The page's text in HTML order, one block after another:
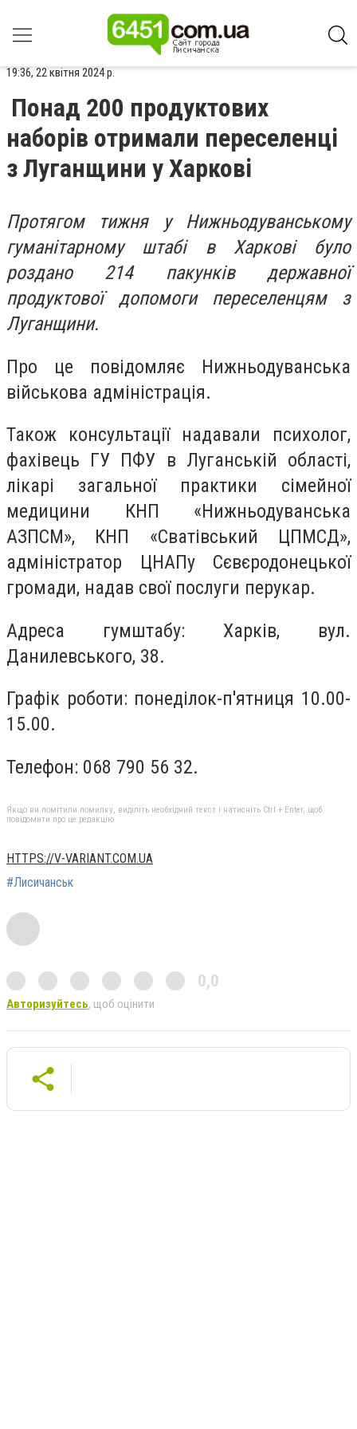
19:36, 22 квітня 2024 р.
Понад 200 продуктових
наборів отримали переселенці
з Луганщини у Харкові
Протягом тижня у Нижньодуванському
гуманітарному штабі в Харкові було
роздано 214 пакунків державної
продуктової допомоги переселенцям з
Луганщини.
Про це повідомляє Нижньодуванська
військова адміністрація.
Також консультації надавали психолог,
фахівець ГУ ПФУ в Луганській області,
лікарі загальної практики сімейної
медицини КНП «Нижньодуванська
АЗПСМ», КНП «Сватівський ЦПМСД»,
адміністратор ЦНАПу Сєвєродонецької
громади, надав свої послуги перукар.
Адреса гумштабу: Харків, вул.
Данилевського, 38.
Графік роботи: понеділок-п'ятниця 10.00-
15.00.
Телефон: 068 790 56 32.
Якщо ви помітили помилку, виділіть необхідний текст і натисніть Ctrl + Enter, щоб
повідомити про це редакцію
HTTPS://V-VARIANT.COM.UA
#Лисичанськ
0,0
Авторизуйтесь, щоб оцінити